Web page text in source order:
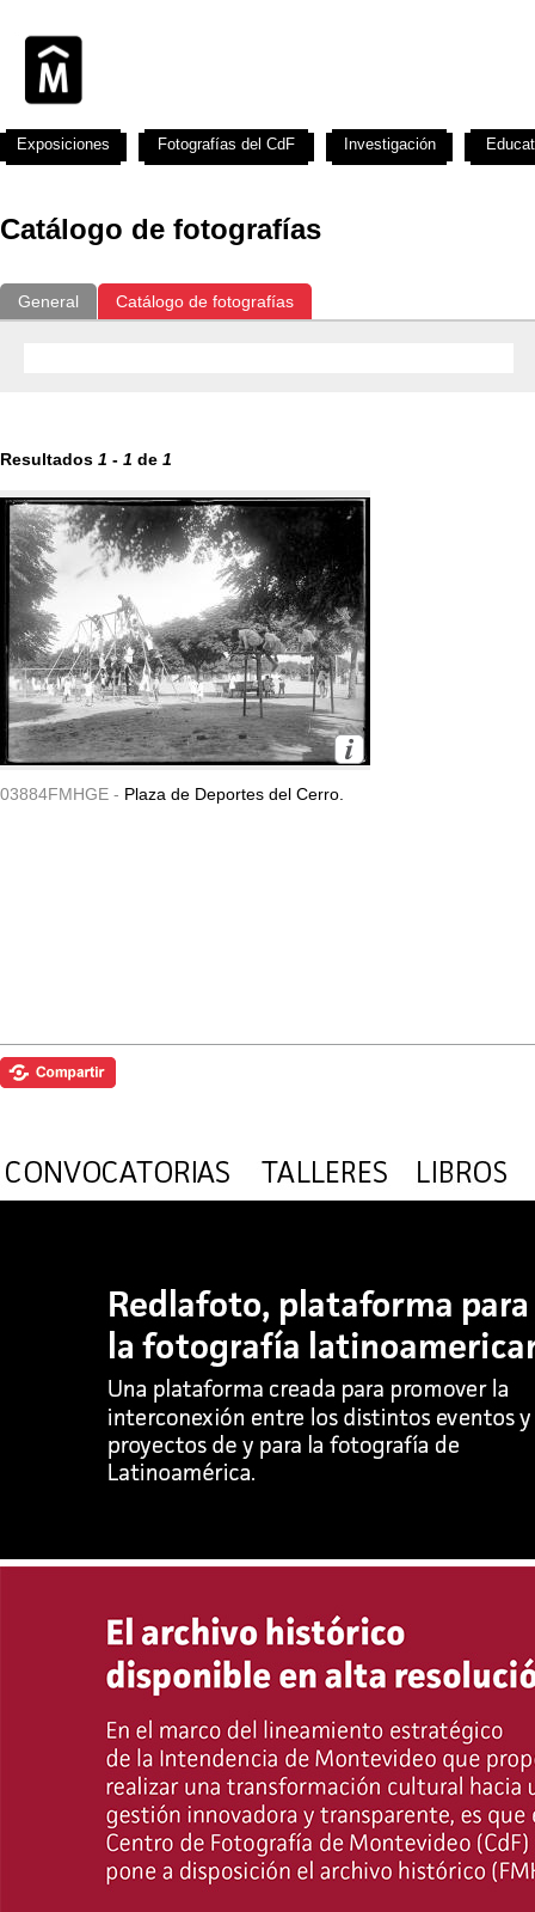
Catálogo de fotografías
General Catálogo de fotografías
Resultados 1 - 1 de 1
03884FMHGE - Plaza de Deportes del Cerro.
Exposiciones Fotografías del CdF Investigación